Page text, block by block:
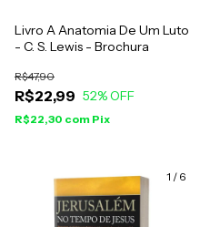
Livro A Anatomia De Um Luto
- C. S. Lewis - Brochura
R$22,99
R$47,90
52% OFF
R$22,30 com Pix
1 / 6